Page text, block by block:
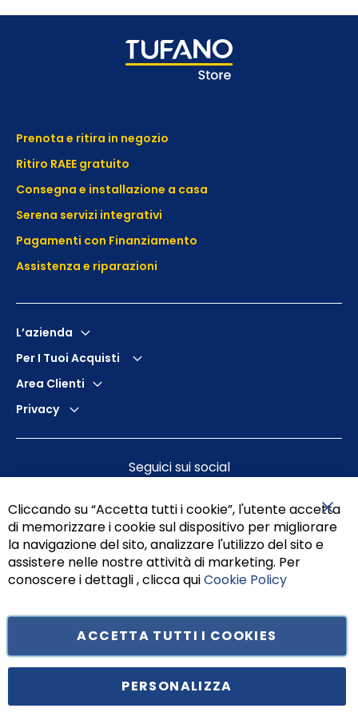
Prenota e ritira in negozio
Ritiro RAEE gratuito
Consegna e installazione a casa
Serena servizi integrativi
Pagamenti con Finanziamento
Assistenza e riparazioni
L’azienda
Per I Tuoi Acquisti
Area Clienti
Privacy
Seguici sui social
Principe di Piemonte 199, cap. 80026 Casoria (NA) - C.F. 05834470634 -
Cliccando su “Accetta tutti i cookie”, l'utente accetta
di memorizzare i cookie sul dispositivo per migliorare
la navigazione del sito, analizzare l'utilizzo del sito e
assistere nelle nostre attività di marketing. Per
conoscere i dettagli , clicca quiCookie Policy
ACCETTA TUTTI I COOKIES
PERSONALIZZA